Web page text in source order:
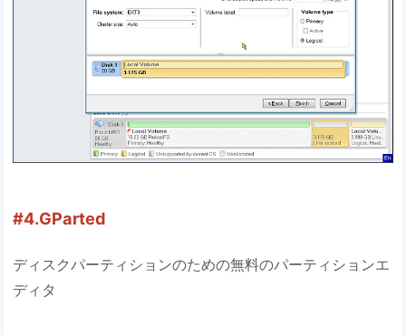
#4.GParted
ディスクパーティションのための無料のパーティションエ
ディタ